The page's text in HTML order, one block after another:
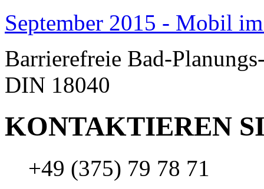
September 2015 - Mobil
Barrierefreie Bad-
DIN 18040
KONTAKTIEREN
+49 (375) 79 78 71